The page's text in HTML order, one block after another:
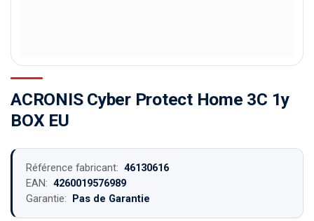
ACRONIS Cyber Protect Home 3C 1y
BOX EU
Référence fabricant: 46130616
EAN: 4260019576989
Garantie:
Pas de Garantie